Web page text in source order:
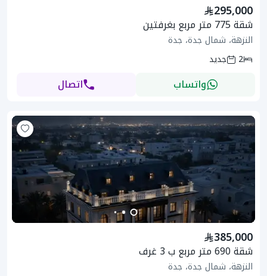
295,000
شقة 775 متر مربع بغرفتين
النزهة، شمال جدة، جدة
2
جديد
واتساب اتصال
385,000
شقة 690 متر مربع ب 3 غرف
النزهة، شمال جدة، جدة